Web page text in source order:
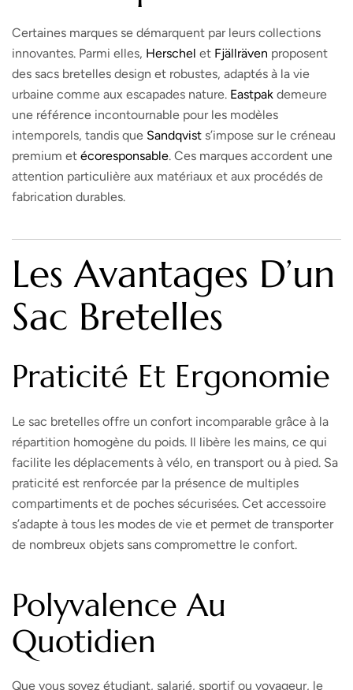
Certaines marques se démarquent par leurs collections
innovantes. Parmi elles, Herschel et Fjällräven proposent
des sacs bretelles design et robustes, adaptés à la vie
urbaine comme aux escapades nature. Eastpak demeure
une référence incontournable pour les modèles
intemporels, tandis que Sandqvist s’impose sur le créneau
premium et écoresponsable. Ces marques accordent une
attention particulière aux matériaux et aux procédés de
fabrication durables.
Les Avantages D’un
Sac Bretelles
Praticité Et Ergonomie
Le sac bretelles offre un confort incomparable grâce à la
répartition homogène du poids. Il libère les mains, ce qui
facilite les déplacements à vélo, en transport ou à pied. Sa
praticité est renforcée par la présence de multiples
compartiments et de poches sécurisées. Cet accessoire
s’adapte à tous les modes de vie et permet de transporter
de nombreux objets sans compromettre le confort.
Polyvalence Au
Quotidien
Que vous soyez étudiant, salarié, sportif ou voyageur, le